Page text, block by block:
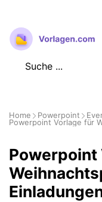
Zum
Inhalt
springen
Home Powerpoint
Powerpoint Vorlage für
Powerpoint